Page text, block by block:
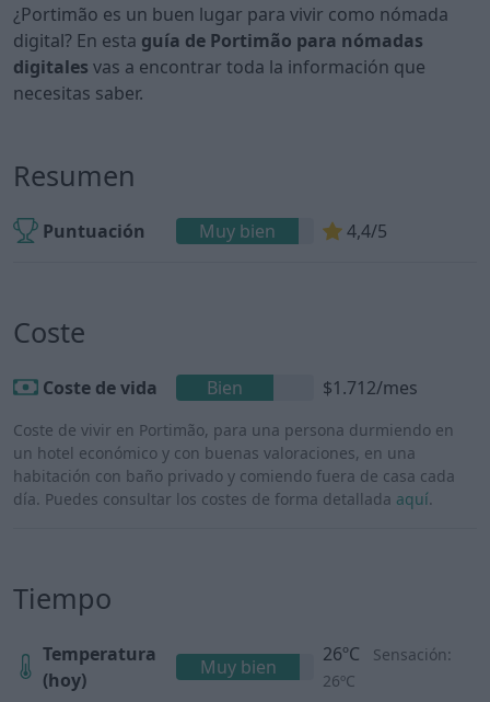
¿Portimão es un buen lugar para vivir como nómada
digital? En esta guía de Portimão para nómadas
digitales vas a encontrar toda la información que
necesitas saber.
Resumen
Puntuación Muy bien 4,4/5
Coste
Coste de vida Bien $1.712/mes
Coste de vivir en Portimão, para una persona durmiendo en
un hotel económico y con buenas valoraciones, en una
habitación con baño privado y comiendo fuera de casa cada
día. Puedes consultar los costes de forma detallada aquí.
Tiempo
Temperatura
(hoy)
Muy bien
26ºC
Sensación:
26ºC